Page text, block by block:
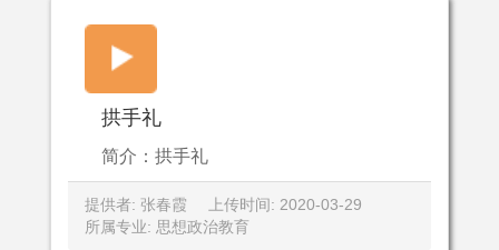
拱手礼
简介：拱手礼
提供者: 张春霞
上传时间: 2020-03-29
所属专业: 思想政治教育